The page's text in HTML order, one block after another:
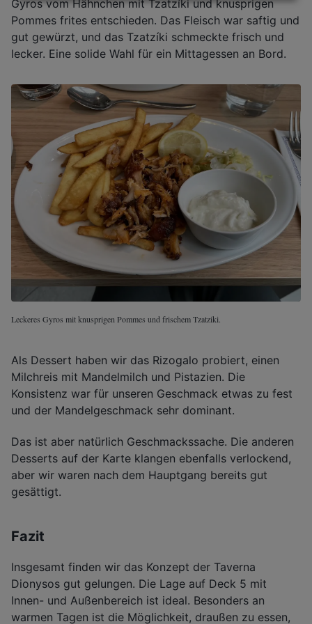
Gyros vom Hähnchen mit Tzatzíki und knusprigen
Pommes frites entschieden. Das Fleisch war saftig und
gut gewürzt, und das Tzatzíki schmeckte frisch und
lecker. Eine solide Wahl für ein Mittagessen an Bord.
Leckeres Gyros mit knusprigen Pommes und frischem Tzatziki.
Als Dessert haben wir das Rizogalo probiert, einen
Milchreis mit Mandelmilch und Pistazien. Die
Konsistenz war für unseren Geschmack etwas zu fest
und der Mandelgeschmack sehr dominant.
Das ist aber natürlich Geschmackssache. Die anderen
Desserts auf der Karte klangen ebenfalls verlockend,
aber wir waren nach dem Hauptgang bereits gut
gesättigt.
Fazit
Insgesamt finden wir das Konzept der Taverna
Dionysos gut gelungen. Die Lage auf Deck 5 mit
Innen- und Außenbereich ist ideal. Besonders an
warmen Tagen ist die Möglichkeit, draußen zu essen,